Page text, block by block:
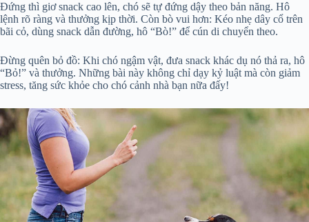
Đứng thì giơ snack cao lên, chó sẽ tự đứng dậy theo bản năng. Hô
lệnh rõ ràng và thưởng kịp thời. Còn bò vui hơn: Kéo nhẹ dây cổ trên
bãi cỏ, dùng snack dẫn đường, hô “Bò!” để cún di chuyển theo.
Đừng quên bỏ đồ: Khi chó ngậm vật, đưa snack khác dụ nó thả ra, hô
“Bỏ!” và thưởng. Những bài này không chỉ dạy kỷ luật mà còn giảm
stress, tăng sức khỏe cho chó cảnh nhà bạn nữa đấy!